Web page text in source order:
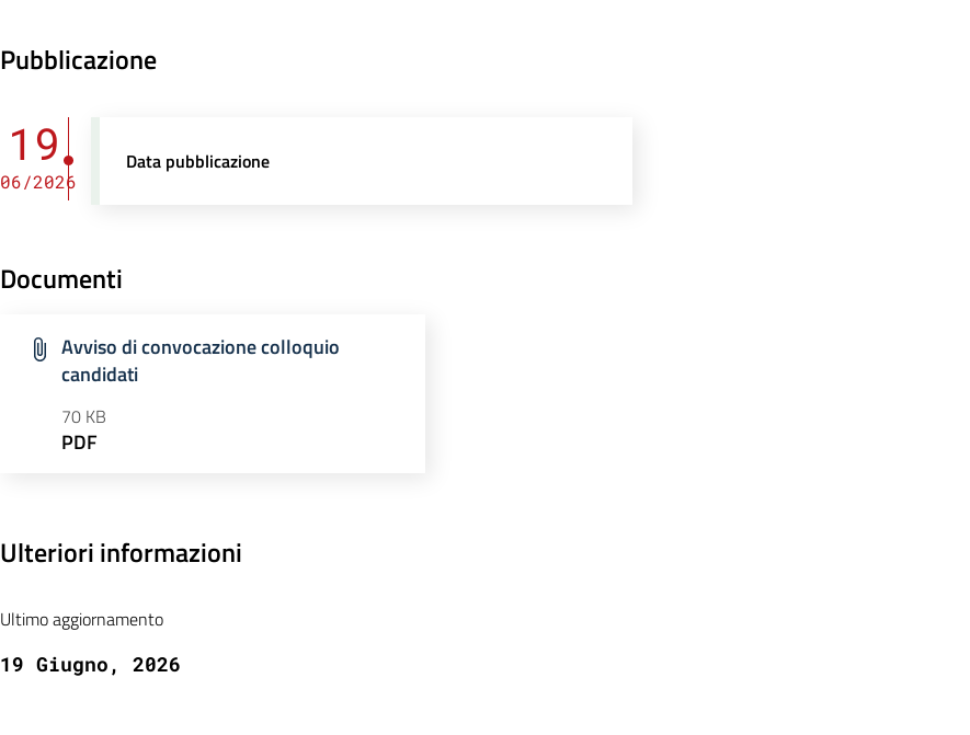
Pubblicazione
19
06/2026
Data pubblicazione
Documenti
Avviso di convocazione colloquio
candidati
70 KB
PDF
Ulteriori informazioni
Ultimo aggiornamento
19 Giugno, 2026